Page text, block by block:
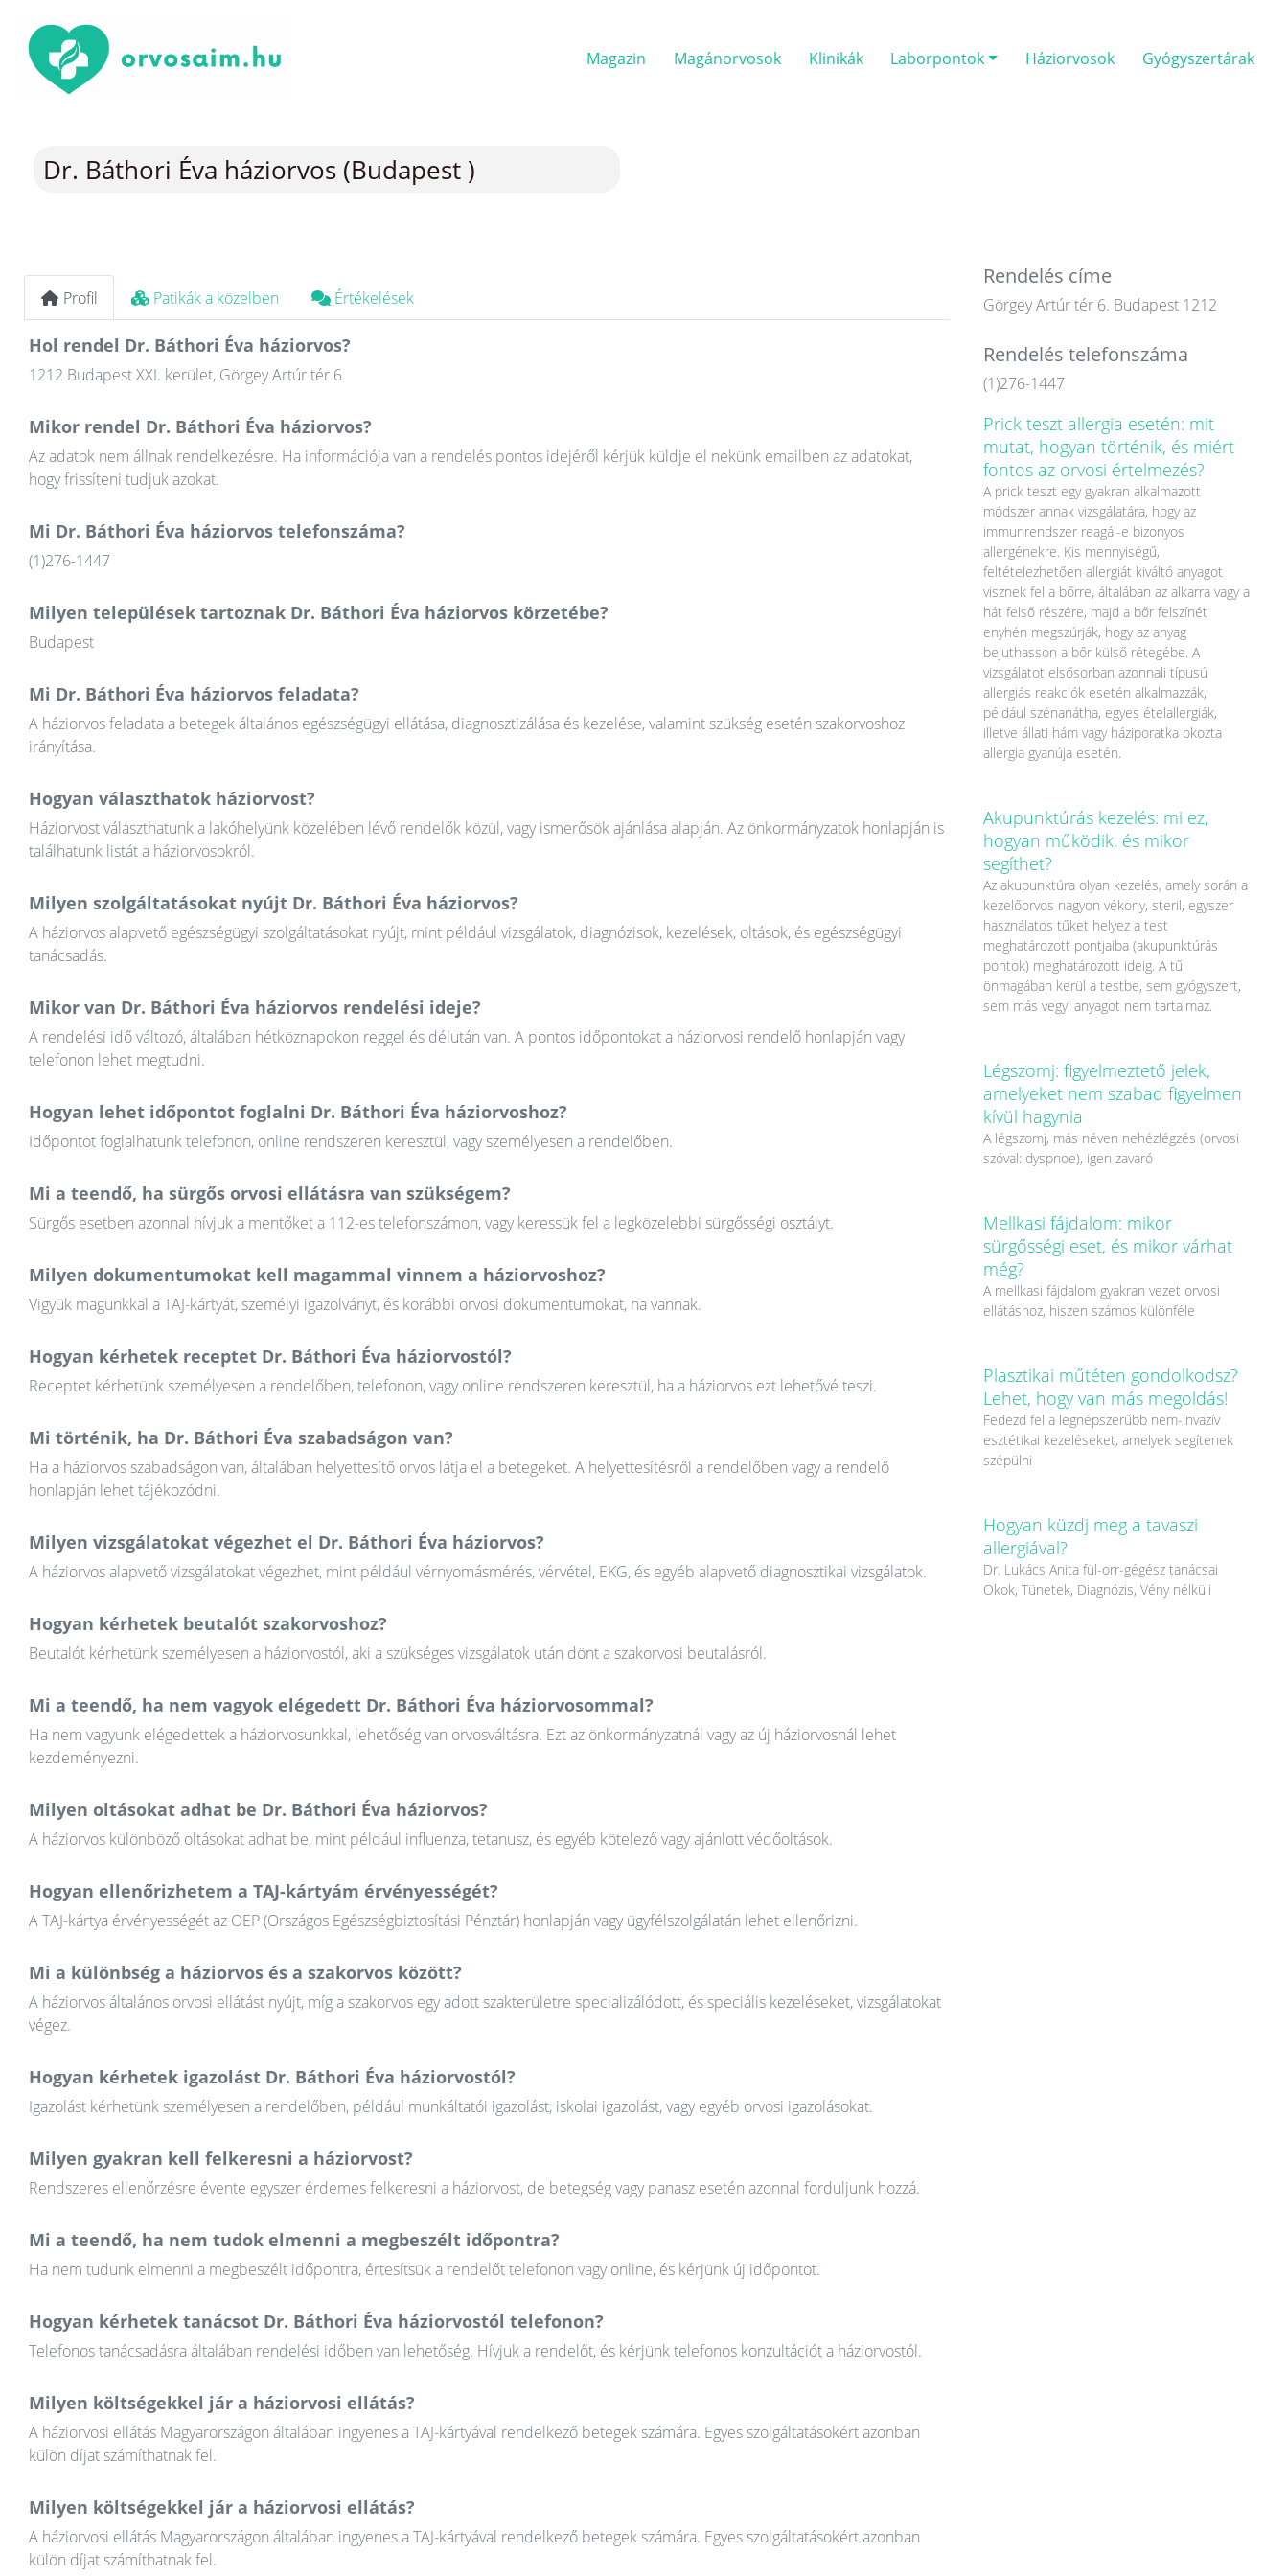
Magazin Magánorvosok Klinikák Laborpontok Háziorvosok Gyógyszertárak
Dr. Báthori Éva háziorvos (Budapest )
Profil Patikák a közelben Értékelések
Hol rendel Dr. Báthori Éva háziorvos?
1212 Budapest XXI. kerület, Görgey Artúr tér 6.
Mikor rendel Dr. Báthori Éva háziorvos?
Az adatok nem állnak rendelkezésre. Ha információja van a rendelés pontos idejéről kérjük küldje el nekünk emailben az adatokat,
hogy frissíteni tudjuk azokat.
Mi Dr. Báthori Éva háziorvos telefonszáma?
(1)276-1447
Milyen települések tartoznak Dr. Báthori Éva háziorvos körzetébe?
Budapest
Mi Dr. Báthori Éva háziorvos feladata?
A háziorvos feladata a betegek általános egészségügyi ellátása, diagnosztizálása és kezelése, valamint szükség esetén szakorvoshoz
irányítása.
Hogyan választhatok háziorvost?
Háziorvost választhatunk a lakóhelyünk közelében lévő rendelők közül, vagy ismerősök ajánlása alapján. Az önkormányzatok honlapján is
találhatunk listát a háziorvosokról.
Milyen szolgáltatásokat nyújt Dr. Báthori Éva háziorvos?
A háziorvos alapvető egészségügyi szolgáltatásokat nyújt, mint például vizsgálatok, diagnózisok, kezelések, oltások, és egészségügyi
tanácsadás.
Mikor van Dr. Báthori Éva háziorvos rendelési ideje?
A rendelési idő változó, általában hétköznapokon reggel és délután van. A pontos időpontokat a háziorvosi rendelő honlapján vagy
telefonon lehet megtudni.
Hogyan lehet időpontot foglalni Dr. Báthori Éva háziorvoshoz?
Időpontot foglalhatunk telefonon, online rendszeren keresztül, vagy személyesen a rendelőben.
Mi a teendő, ha sürgős orvosi ellátásra van szükségem?
Sürgős esetben azonnal hívjuk a mentőket a 112-es telefonszámon, vagy keressük fel a legközelebbi sürgősségi osztályt.
Milyen dokumentumokat kell magammal vinnem a háziorvoshoz?
Vigyük magunkkal a TAJ-kártyát, személyi igazolványt, és korábbi orvosi dokumentumokat, ha vannak.
Hogyan kérhetek receptet Dr. Báthori Éva háziorvostól?
Receptet kérhetünk személyesen a rendelőben, telefonon, vagy online rendszeren keresztül, ha a háziorvos ezt lehetővé teszi.
Mi történik, ha Dr. Báthori Éva szabadságon van?
Ha a háziorvos szabadságon van, általában helyettesítő orvos látja el a betegeket. A helyettesítésről a rendelőben vagy a rendelő
honlapján lehet tájékozódni.
Milyen vizsgálatokat végezhet el Dr. Báthori Éva háziorvos?
A háziorvos alapvető vizsgálatokat végezhet, mint például vérnyomásmérés, vérvétel, EKG, és egyéb alapvető diagnosztikai vizsgálatok.
Hogyan kérhetek beutalót szakorvoshoz?
Beutalót kérhetünk személyesen a háziorvostól, aki a szükséges vizsgálatok után dönt a szakorvosi beutalásról.
Mi a teendő, ha nem vagyok elégedett Dr. Báthori Éva háziorvosommal?
Ha nem vagyunk elégedettek a háziorvosunkkal, lehetőség van orvosváltásra. Ezt az önkormányzatnál vagy az új háziorvosnál lehet
kezdeményezni.
Milyen oltásokat adhat be Dr. Báthori Éva háziorvos?
A háziorvos különböző oltásokat adhat be, mint például influenza, tetanusz, és egyéb kötelező vagy ajánlott védőoltások.
Hogyan ellenőrizhetem a TAJ-kártyám érvényességét?
A TAJ-kártya érvényességét az OEP (Országos Egészségbiztosítási Pénztár) honlapján vagy ügyfélszolgálatán lehet ellenőrizni.
Mi a különbség a háziorvos és a szakorvos között?
A háziorvos általános orvosi ellátást nyújt, míg a szakorvos egy adott szakterületre specializálódott, és speciális kezeléseket, vizsgálatokat
végez.
Hogyan kérhetek igazolást Dr. Báthori Éva háziorvostól?
Igazolást kérhetünk személyesen a rendelőben, például munkáltatói igazolást, iskolai igazolást, vagy egyéb orvosi igazolásokat.
Milyen gyakran kell felkeresni a háziorvost?
Rendszeres ellenőrzésre évente egyszer érdemes felkeresni a háziorvost, de betegség vagy panasz esetén azonnal forduljunk hozzá.
Mi a teendő, ha nem tudok elmenni a megbeszélt időpontra?
Ha nem tudunk elmenni a megbeszélt időpontra, értesítsük a rendelőt telefonon vagy online, és kérjünk új időpontot.
Hogyan kérhetek tanácsot Dr. Báthori Éva háziorvostól telefonon?
Telefonos tanácsadásra általában rendelési időben van lehetőség. Hívjuk a rendelőt, és kérjünk telefonos konzultációt a háziorvostól.
Milyen költségekkel jár a háziorvosi ellátás?
A háziorvosi ellátás Magyarországon általában ingyenes a TAJ-kártyával rendelkező betegek számára. Egyes szolgáltatásokért azonban
külön díjat számíthatnak fel.
Milyen költségekkel jár a háziorvosi ellátás?
A háziorvosi ellátás Magyarországon általában ingyenes a TAJ-kártyával rendelkező betegek számára. Egyes szolgáltatásokért azonban
külön díjat számíthatnak fel.
Rendelés címe
Görgey Artúr tér 6. Budapest 1212
Rendelés telefonszáma
(1)276-1447
Prick teszt allergia esetén: mit
mutat, hogyan történik, és miért
fontos az orvosi értelmezés?
A prick teszt egy gyakran alkalmazott
módszer annak vizsgálatára, hogy az
immunrendszer reagál-e bizonyos
allergénekre. Kis mennyiségű,
feltételezhetően allergiát kiváltó anyagot
visznek fel a bőrre, általában az alkarra vagy a
hát felső részére, majd a bőr felszínét
enyhén megszúrják, hogy az anyag
bejuthasson a bőr külső rétegébe. A
vizsgálatot elsősorban azonnali típusú
allergiás reakciók esetén alkalmazzák,
például szénanátha, egyes ételallergiák,
illetve állati hám vagy háziporatka okozta
allergia gyanúja esetén.
Akupunktúrás kezelés: mi ez,
hogyan működik, és mikor
segíthet?
Az akupunktúra olyan kezelés, amely során a
kezelőorvos nagyon vékony, steril, egyszer
használatos tűket helyez a test
meghatározott pontjaiba (akupunktúrás
pontok) meghatározott ideig. A tű
önmagában kerül a testbe, sem gyógyszert,
sem más vegyi anyagot nem tartalmaz.
Légszomj: figyelmeztető jelek,
amelyeket nem szabad figyelmen
kívül hagynia
A légszomj, más néven nehézlégzés (orvosi
szóval: dyspnoe), igen zavaró
Mellkasi fájdalom: mikor
sürgősségi eset, és mikor várhat
még?
A mellkasi fájdalom gyakran vezet orvosi
ellátáshoz, hiszen számos különféle
Plasztikai műtéten gondolkodsz?
Lehet, hogy van más megoldás!
Fedezd fel a legnépszerűbb nem-invazív
esztétikai kezeléseket, amelyek segítenek
szépülni
Hogyan küzdj meg a tavaszi
allergiával?
Dr. Lukács Anita fül-orr-gégész tanácsai
Okok, Tünetek, Diagnózis, Vény nélküli